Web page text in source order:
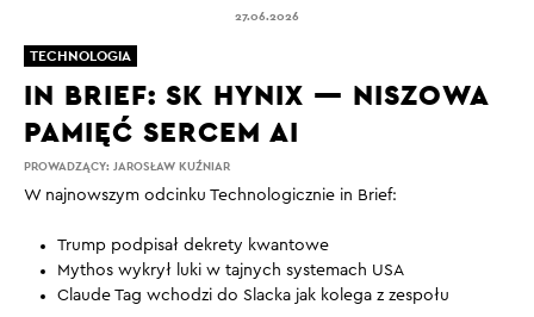
27.06.2026
PROWADZĄCY: JAROSŁAW KUŹNIAR
IN BRIEF: SK HYNIX — NISZOWA
PAMIĘĆ SERCEM AI
W najnowszym odcinku Technologicznie in Brief:
Trump podpisał dekrety kwantowe
Mythos wykrył luki w tajnych systemach USA
Claude Tag wchodzi do Slacka jak kolega z zespołu
TECHNOLOGIA